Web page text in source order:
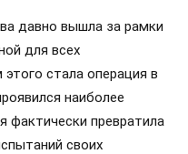
давно вышла за рамки
для всех
стала операция в
наиболее
фактически превратила
своих